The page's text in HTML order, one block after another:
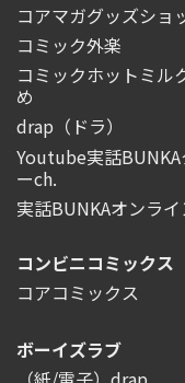
コアマガグッズショ
コミック外楽
コミックホットミル
め
drap（ドラ）
Youtube実話
ーch.
実話BUNKAオンライ
コンビニコミックス
コアコミックス
ボーイズラブ